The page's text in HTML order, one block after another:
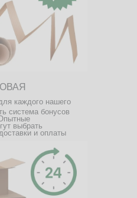
каждого нашего
система бонусов
выбрать
и оплаты